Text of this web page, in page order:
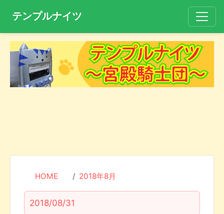
テンプルナイツ
HOME 2018年8月
2018/08/31